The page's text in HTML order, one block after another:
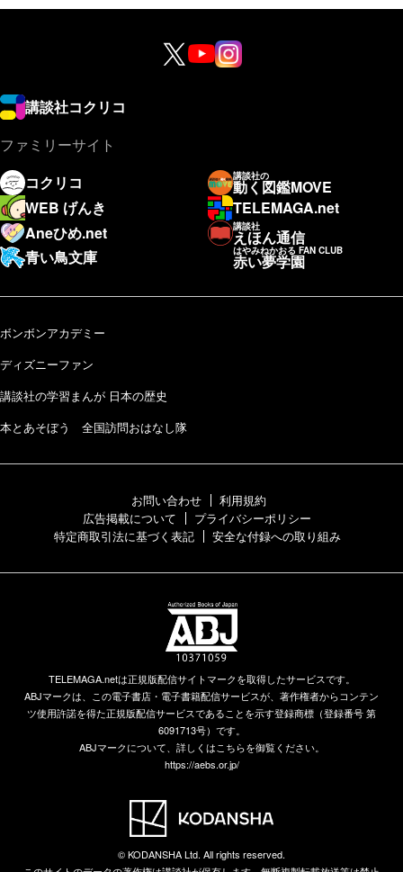
講談社コクリコ
ファミリーサイト
コクリコ
講談社の
動く図鑑MOVE
WEB げんき
TELEMAGA.net
Aneひめ.net
講談社
えほん通信
青い鳥文庫
はやみねかおる FAN CLUB
赤い夢学園
ボンボンアカデミー
ディズニーファン
講談社の学習まんが 日本の歴史
本とあそぼう 全国訪問おはなし隊
お問い合わせ
利用規約
広告掲載について
プライバシーポリシー
特定商取引法に基づく表記
安全な付録への取り組み
TELEMAGA.netは正規版配信サイトマークを取得したサービスです。
ABJマークは、この電子書店・電子書籍配信サービスが、著作権者からコンテン
ツ使用許諾を得た正規版配信サービスであることを示す登録商標（登録番号 第
6091713号）です。
ABJマークについて、詳しくはこちらを御覧ください。
https://aebs.or.jp/
© KODANSHA Ltd. All rights reserved.